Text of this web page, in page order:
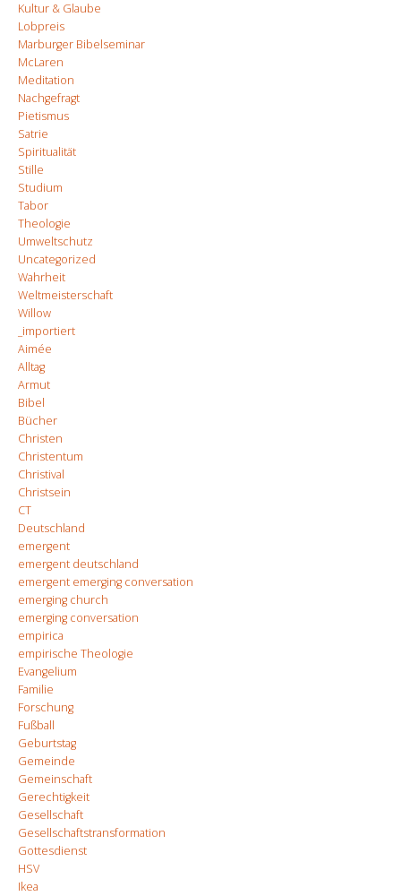
Kultur & Glaube
Lobpreis
Marburger Bibelseminar
McLaren
Meditation
Nachgefragt
Pietismus
Satrie
Spiritualität
Stille
Studium
Tabor
Theologie
Umweltschutz
Uncategorized
Wahrheit
Weltmeisterschaft
Willow
_importiert
Aimée
Alltag
Armut
Bibel
Bücher
Christen
Christentum
Christival
Christsein
CT
Deutschland
emergent
emergent deutschland
emergent emerging conversation
emerging church
emerging conversation
empirica
empirische Theologie
Evangelium
Familie
Forschung
Fußball
Geburtstag
Gemeinde
Gemeinschaft
Gerechtigkeit
Gesellschaft
Gesellschaftstransformation
Gottesdienst
HSV
Ikea